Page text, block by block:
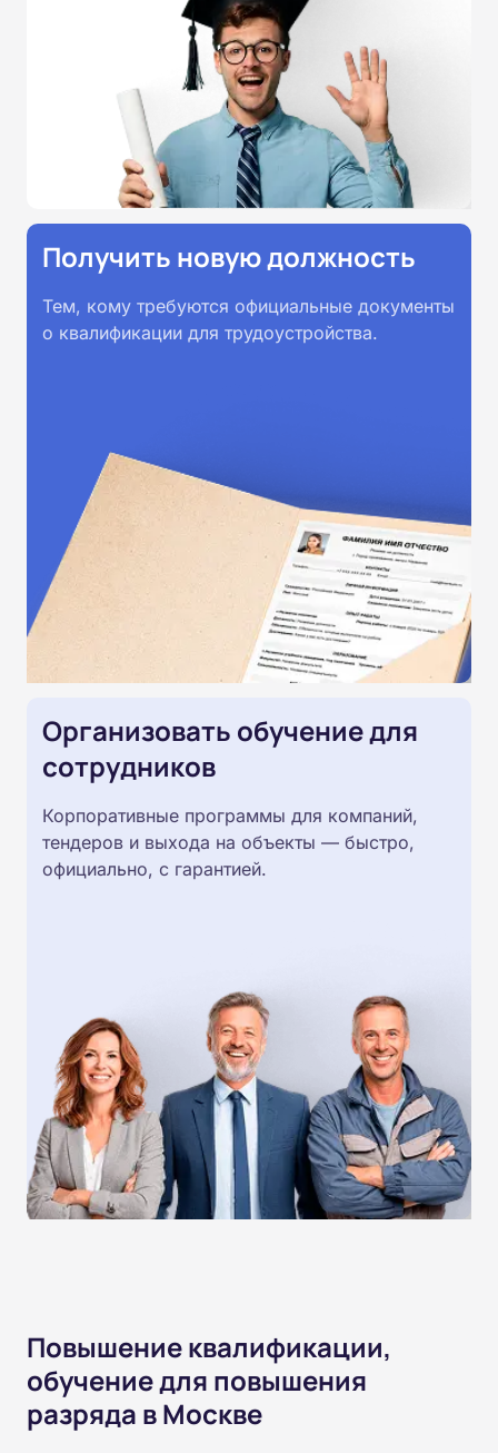
образовательными стандартами
профессионального образования.
Удостоверения и дипломы о
прохождении обучения
принимаются работодателями по
всей России.
Получить новую должность
Тем, кому требуются официальные документы
о квалификации для трудоустройства.
Организовать обучение для
сотрудников
Корпоративные программы для компаний,
тендеров и выхода на объекты — быстро,
официально, с гарантией.
Повышение квалификации,
обучение для повышения
разряда в Москве